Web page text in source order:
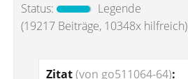
Status:
Legende
(19217 Beiträge, 10348x hilfreich)
Zitat(von go511064-64):